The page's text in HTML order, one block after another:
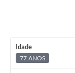
Idade
77 ANOS